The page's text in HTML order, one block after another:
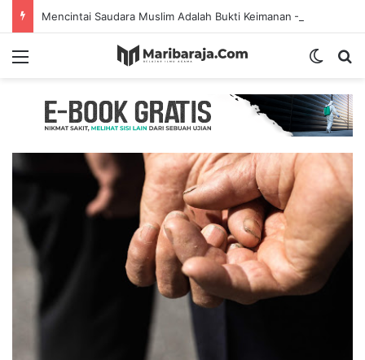
Menu